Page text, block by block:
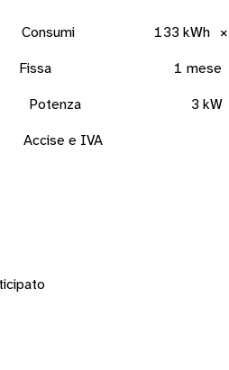
Consumi 133 kWh ×
Fissa 1 mese
Potenza 3 kW
Accise e IVA